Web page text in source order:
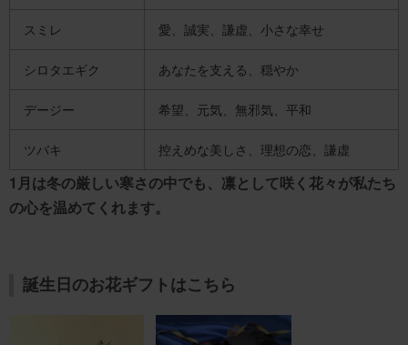
スミレ 愛、誠実、謙虚、小さな幸せ
シロタエギク あなたを支える、穏やか
デージー 希望、元気、無邪気、平和
ツバキ 控えめな美しさ、理想の恋、謙虚
1月は冬の厳しい寒さの中でも、凛として咲く花々が私たち
の心を温めてくれます。
誕生日のお花ギフトはこちら